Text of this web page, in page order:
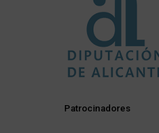
Patrocinadores